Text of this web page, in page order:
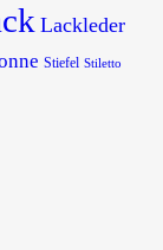
Lackleder
Stiefel Stiletto